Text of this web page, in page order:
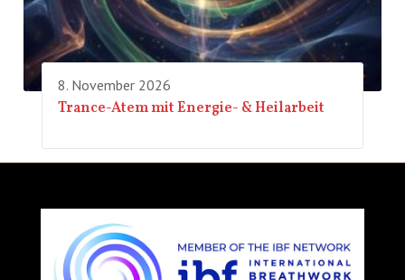
8. November 2026
Trance-Atem mit Energie- & Heilarbeit